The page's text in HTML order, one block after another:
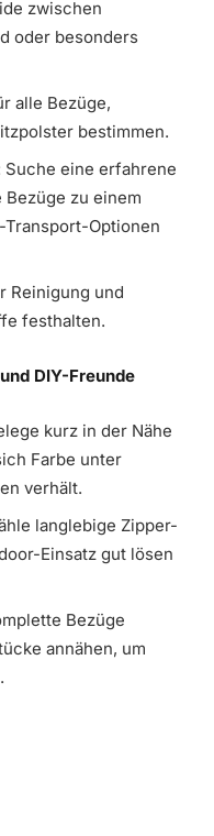
zwischen
oder besonders
alle Bezüge,
bestimmen.
Suche eine erfahrene
zu einem
Optionen
Reinigung und
festhalten.
DIY-Freunde
kurz in der Nähe
Farbe unter
verhält.
langlebige Zipper-
Einsatz gut lösen
Bezüge
annähen, um